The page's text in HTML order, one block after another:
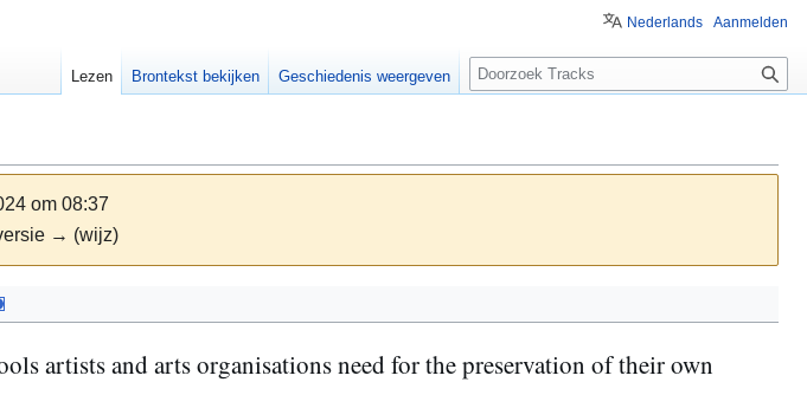
om 08:37
→ (wijz)
artists and arts organisations need for the preservation of their own
Nederlands Aanmelden
Lezen Brontekst bekijken Geschiedenis weergeven
Z
o
e